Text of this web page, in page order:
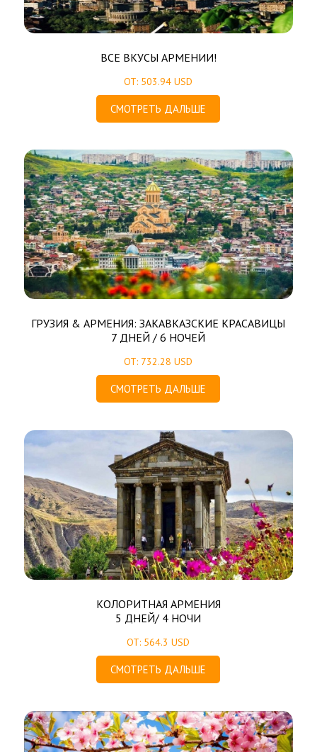
ВСЕ ВКУСЫ АРМЕНИИ!
ОТ: 503.94 USD
СМОТРЕТЬ ДАЛЬШЕ
ГРУЗИЯ & AРМЕНИЯ: ЗАКАВКАЗСКИЕ КРАСАВИЦЫ
7 ДНЕЙ / 6 НОЧЕЙ
ОТ: 732.28 USD
СМОТРЕТЬ ДАЛЬШЕ
КОЛОРИТНАЯ АРМЕНИЯ
5 ДНЕЙ/ 4 НОЧИ
ОТ: 564.3 USD
СМОТРЕТЬ ДАЛЬШЕ